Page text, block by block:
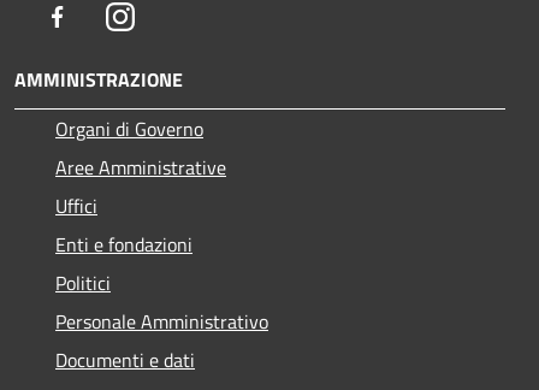
FacebookInstagram
AMMINISTRAZIONE
Organi di Governo
Aree Amministrative
Uffici
Enti e fondazioni
Politici
Personale Amministrativo
Documenti e dati